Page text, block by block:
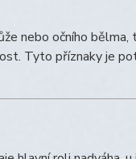
nebo očního bělma,
Tyto příznaky je